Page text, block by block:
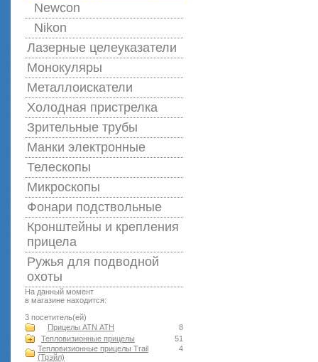
Newcon
Nikon
Лазерные целеуказатели
Монокуляры
Металлоискатели
Холодная пристрелка
Зрительные трубы
Манки электронные
Телескопы
Микроскопы
Фонари подствольные
Кронштейны и крепления
прицела
Ружья для подводной
оxоты
На данный момент
в магазине находится:
3 посетитель(ей)
8
Прицелы ATN АТН
51
Тепловизионные прицелы
4
Тепловизионные прицелы Trail
(Трэйл)